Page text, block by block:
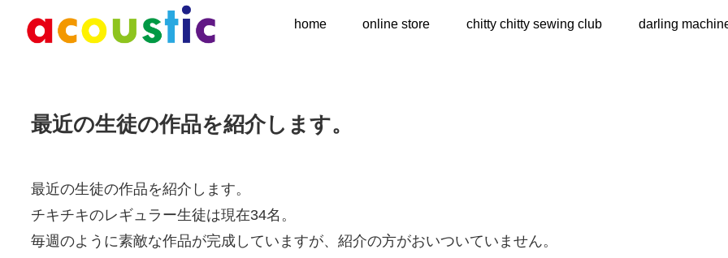
home online store chitty chitty sewing club darling
最近の生徒の作品を紹介します。
最近の生徒の作品を紹介します。
チキチキのレギュラー生徒は現在34名。
毎週のように素敵な作品が完成していますが、紹介の方がおいついていません。